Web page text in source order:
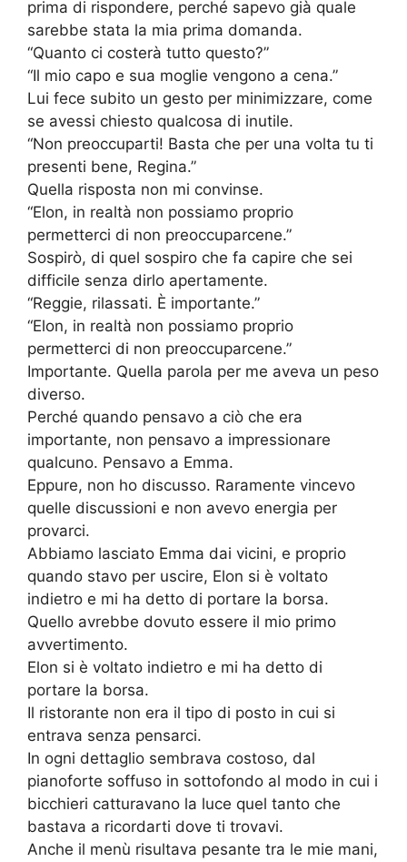
prima di rispondere, perché sapevo già quale
sarebbe stata la mia prima domanda.
“Quanto ci costerà tutto questo?”
“Il mio capo e sua moglie vengono a cena.”
Lui fece subito un gesto per minimizzare, come
se avessi chiesto qualcosa di inutile.
“Non preoccuparti! Basta che per una volta tu ti
presenti bene, Regina.”
Quella risposta non mi convinse.
“Elon, in realtà non possiamo proprio
permetterci di non preoccuparcene.”
Sospirò, di quel sospiro che fa capire che sei
difficile senza dirlo apertamente.
“Reggie, rilassati. È importante.”
“Elon, in realtà non possiamo proprio
permetterci di non preoccuparcene.”
Importante. Quella parola per me aveva un peso
diverso.
Perché quando pensavo a ciò che era
importante, non pensavo a impressionare
qualcuno. Pensavo a Emma.
Eppure, non ho discusso. Raramente vincevo
quelle discussioni e non avevo energia per
provarci.
Abbiamo lasciato Emma dai vicini, e proprio
quando stavo per uscire, Elon si è voltato
indietro e mi ha detto di portare la borsa.
Quello avrebbe dovuto essere il mio primo
avvertimento.
Elon si è voltato indietro e mi ha detto di
portare la borsa.
Il ristorante non era il tipo di posto in cui si
entrava senza pensarci.
In ogni dettaglio sembrava costoso, dal
pianoforte soffuso in sottofondo al modo in cui i
bicchieri catturavano la luce quel tanto che
bastava a ricordarti dove ti trovavi.
Anche il menù risultava pesante tra le mie mani,